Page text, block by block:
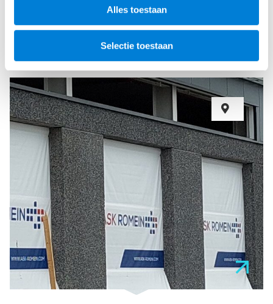
Alles toestaan
Selectie toestaan
Verduurzamen van beton